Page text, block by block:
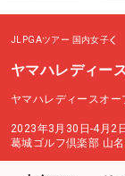
JLPGAツアー 国内女子
ヤマハレディー
ヤマハレディースオー
2023年3月30日-4月2
葛城ゴルフ倶楽部 山名